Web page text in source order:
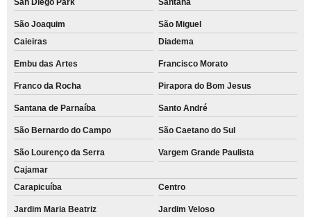
San Diego Park Santana
São Joaquim
São Miguel
Caieiras
Diadema
Embu das Artes Francisco Morato
Franco da Rocha Pirapora do Bom Jesus
Santana de Parnaíba Santo André
São Bernardo do Campo São Caetano do Sul
São Lourenço da Serra
Vargem Grande Paulista
Cajamar
Carapicuíba
Centro
Jardim Maria Beatriz Jardim Veloso